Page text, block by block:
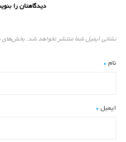
دیدگاهتان را
نشانی ایمیل شما منتشر نخواهد شد.بخش‌های
نام*
ایمیل*